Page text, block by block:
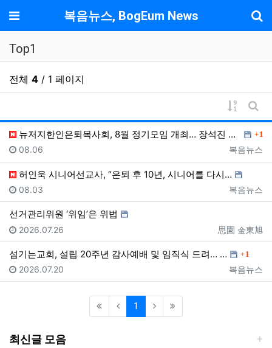
메뉴 복음뉴스, BogEum News
Top1
전체 4 / 1 페이지
게시물
게
뉴저지한인은퇴목사회, 8월 정기모임 개최… 장석진 목사…
댓글
1
등록자
복음뉴스
등록일
08.06
허인욱 시니어선교사, “은퇴 후 10년, 시니어를 다시…
등록자
복음뉴스
등록일
08.03
선거관리위원 ‘위임’은 위법
등록자
思園 金東旭
등록일
2026.07.26
섬기는교회, 설립 20주년 감사예배 및 임직식 드려… … 댓글
1
등록자
복음뉴스
등록일
2026.07.20
1 (current)
최신글 모음